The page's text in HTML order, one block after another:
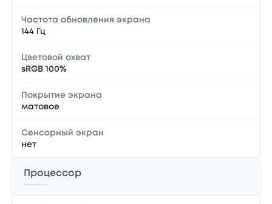
Частота обновления экрана
144 Гц
Цветовой охват
sRGB 100%
Покрытие экрана
матовое
Сенсорный экран
нет
Процессор